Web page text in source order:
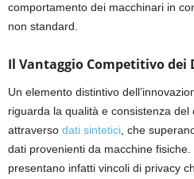
comportamento dei macchinari in
non standard.
Il Vantaggio Competitivo dei
Un elemento distintivo
riguarda la qualità e consistenza
attraverso dati sintetici , che
dati provenienti da macchine
presentano infatti vincoli di privacy